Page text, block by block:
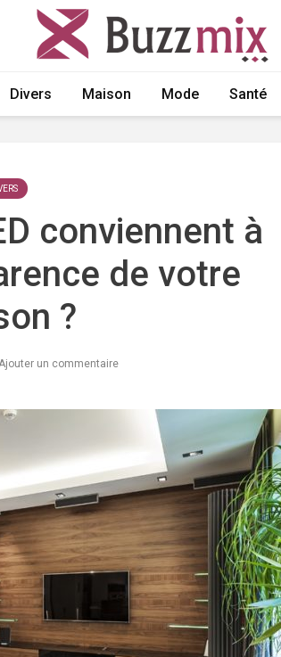
Divers Maison Mode Santé
conviennent à
de votre
?
Ajouter un commentaire